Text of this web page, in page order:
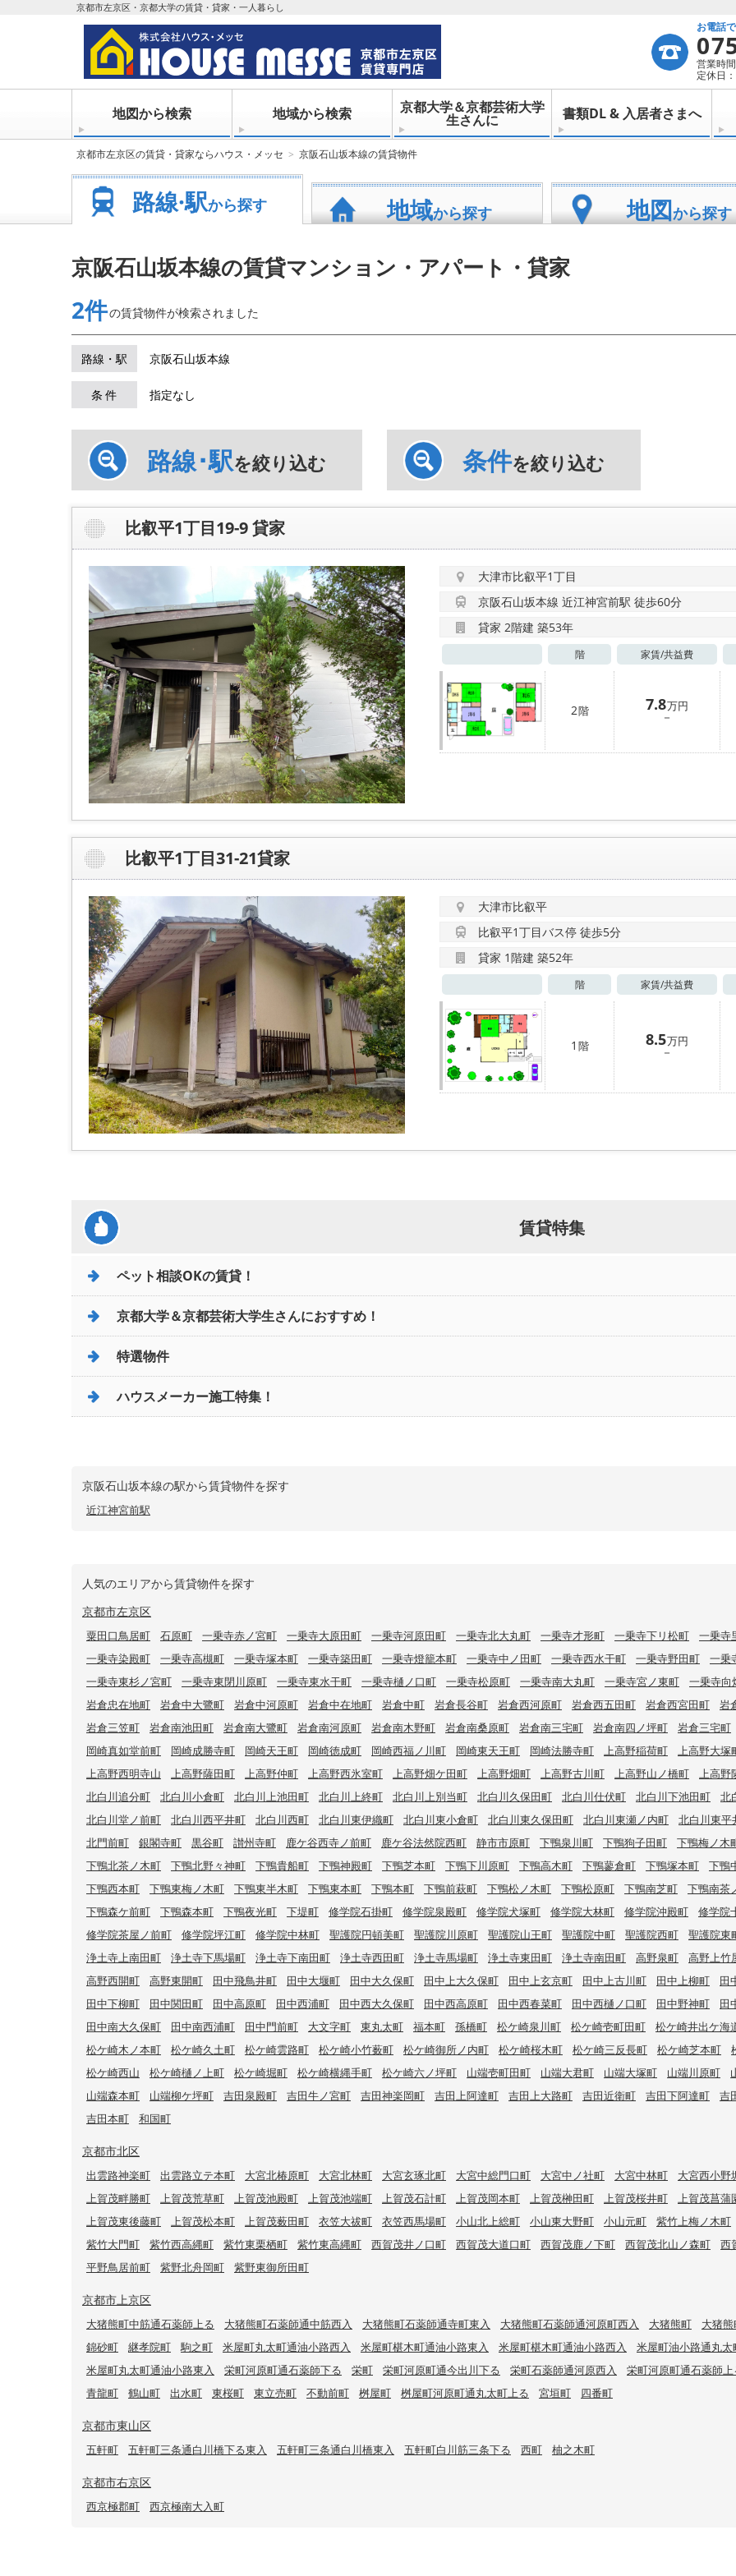
京都市左京区・京都大学の賃貸・貸家・一人暮らし
お電話
営業時
定休日
地図から検索 地域から検索 京都大学＆京都芸術大学
生さんに 書類DL & 入居者さまへ
京都市左京区の賃貸・貸家ならハウス・メッセ 京阪石山坂本線の賃貸物件
路線·駅から探す 地域から探す 地図から探す
京阪石山坂本線の賃貸マンション・アパート・貸家
2件の賃貸物件が検索されました
路線・駅 京阪石山坂本線
条 件 指定なし
路線･駅を絞り込む 条件を絞り込む
比叡平1丁目19-9 貸家
大津市比叡平1丁目
京阪石山坂本線 近江神宮前駅 徒歩60分
貸家 2階建 築53年
階 家賃/共益費
2階 7.8万円
－
比叡平1丁目31-21貸家
大津市比叡平
比叡平1丁目バス停 徒歩5分
貸家 1階建 築52年
階 家賃/共益費
1 階 8.5万円
－
賃貸特集
ペット相談OKの賃貸！
京都大学＆京都芸術大学生さんにおすすめ！
特選物件
ハウスメーカー施工特集！
京阪石山坂本線の駅から賃貸物件を探す
近江神宮前駅
人気のエリアから賃貸物件を探す
京都市左京区
粟田口鳥居町 石原町 一乗寺赤ノ宮町 一乗寺大原田町 一乗寺河原田町 一乗寺北大丸町 一乗寺才形町 一乗寺下リ松町
一乗寺
一乗寺染殿町
一乗寺高槻町 一乗寺塚本町 一乗寺築田町 一乗寺燈籠本町 一乗寺中ノ田町 一乗寺西水干町 一乗寺野田町
一乗
一乗寺東杉ノ宮町
一乗寺東閉川原町 一乗寺東水干町 一乗寺樋ノ口町 一乗寺松原町 一乗寺南大丸町 一乗寺宮ノ東町
一乗寺向
岩倉忠在地町
岩倉中大鷺町 岩倉中河原町 岩倉中在地町 岩倉中町 岩倉長谷町 岩倉西河原町 岩倉西五田町 岩倉西宮田町
岩
岩倉三笠町
岩倉南池田町 岩倉南大鷺町 岩倉南河原町 岩倉南木野町 岩倉南桑原町 岩倉南三宅町 岩倉南四ノ坪町
岩倉三宅町
岡崎真如堂前町
岡崎成勝寺町 岡崎天王町 岡崎徳成町 岡崎西福ノ川町 岡崎東天王町 岡崎法勝寺町 上高野稲荷町
上高野大塚
上高野西明寺山
上高野薩田町 上高野仲町 上高野西氷室町 上高野畑ケ田町 上高野畑町 上高野古川町 上高野山ノ橋町
上高野
北白川追分町
北白川小倉町 北白川上池田町 北白川上終町 北白川上別当町 北白川久保田町 北白川仕伏町 北白川下池田町
北
北白川堂ノ前町
北白川西平井町 北白川西町 北白川東伊織町 北白川東小倉町 北白川東久保田町 北白川東瀬ノ内町
北白川東平
北門前町
銀閣寺町 黒谷町 讃州寺町 鹿ケ谷西寺ノ前町 鹿ケ谷法然院西町 静市市原町 下鴨泉川町 下鴨狗子田町
下鴨梅ノ木
下鴨北茶ノ木町
下鴨北野々神町 下鴨貴船町 下鴨神殿町 下鴨芝本町 下鴨下川原町 下鴨高木町 下鴨蓼倉町 下鴨塚本町
下鴨
下鴨西本町
下鴨東梅ノ木町 下鴨東半木町 下鴨東本町 下鴨本町 下鴨前萩町 下鴨松ノ木町 下鴨松原町 下鴨南芝町
下鴨南茶
下鴨森ケ前町
下鴨森本町 下鴨夜光町 下堤町 修学院石掛町 修学院泉殿町 修学院犬塚町 修学院大林町 修学院沖殿町
修学院
修学院茶屋ノ前町
修学院坪江町 修学院中林町 聖護院円頓美町 聖護院川原町 聖護院山王町 聖護院中町 聖護院西町
聖護院東
浄土寺上南田町
浄土寺下馬場町 浄土寺下南田町 浄土寺西田町 浄土寺馬場町 浄土寺東田町 浄土寺南田町 高野泉町
高野上竹
高野西開町
高野東開町 田中飛鳥井町 田中大堰町 田中大久保町 田中上大久保町 田中上玄京町 田中上古川町 田中上柳町
田
田中下柳町
田中関田町 田中高原町 田中西浦町 田中西大久保町 田中西高原町 田中西春菜町 田中西樋ノ口町 田中野神町
田
田中南大久保町
田中南西浦町 田中門前町 大文字町 東丸太町 福本町 孫橋町 松ケ崎泉川町 松ケ崎壱町田町
松ケ崎井出ケ海
松ケ崎木ノ本町
松ケ崎久土町 松ケ崎雲路町 松ケ崎小竹薮町 松ケ崎御所ノ内町 松ケ崎桜木町 松ケ崎三反長町 松ケ崎芝本町
松ケ崎西山
松ケ崎樋ノ上町 松ケ崎堀町 松ケ崎横縄手町 松ケ崎六ノ坪町 山端壱町田町 山端大君町 山端大塚町 山端川原町
山端森本町
山端柳ケ坪町 吉田泉殿町 吉田牛ノ宮町 吉田神楽岡町 吉田上阿達町 吉田上大路町 吉田近衛町 吉田下阿達町
吉
吉田本町
和国町
京都市北区
出雲路神楽町 出雲路立テ本町 大宮北椿原町 大宮北林町 大宮玄琢北町 大宮中総門口町 大宮中ノ社町 大宮中林町
大宮西小野
上賀茂畔勝町
上賀茂荒草町 上賀茂池殿町 上賀茂池端町 上賀茂石計町 上賀茂岡本町 上賀茂榊田町 上賀茂桜井町
上賀茂菖蒲
上賀茂東後藤町
上賀茂松本町 上賀茂薮田町 衣笠大祓町 衣笠西馬場町 小山北上総町 小山東大野町 小山元町
紫竹上梅ノ木町
紫竹大門町
紫竹西高縄町 紫竹東栗栖町 紫竹東高縄町 西賀茂井ノ口町 西賀茂大道口町 西賀茂鹿ノ下町 西賀茂北山ノ森町
西
平野鳥居前町
紫野北舟岡町 紫野東御所田町
京都市上京区
大猪熊町中筋通石薬師上る 大猪熊町石薬師通中筋西入 大猪熊町石薬師通寺町東入 大猪熊町石薬師通河原町西入 大猪熊町
大猪
錦砂町
継孝院町 駒之町 米屋町丸太町通油小路西入 米屋町椹木町通油小路東入 米屋町椹木町通油小路西入
米屋町油小路通丸太
米屋町丸太町通油小路東入
栄町河原町通石薬師下る 栄町 栄町河原町通今出川下る 栄町石薬師通河原西入
栄町河原町通石薬師上
青龍町
鶴山町 出水町 東桜町 東立売町 不動前町 桝屋町 桝屋町河原町通丸太町上る 宮垣町 四番町
京都市東山区
五軒町 五軒町三条通白川橋下る東入 五軒町三条通白川橋東入 五軒町白川筋三条下る 西町 柚之木町
京都市右京区
西京極郡町 西京極南大入町